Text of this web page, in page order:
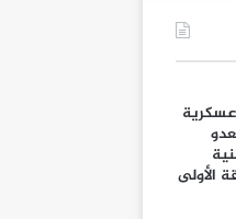
عسكرية
الأولى